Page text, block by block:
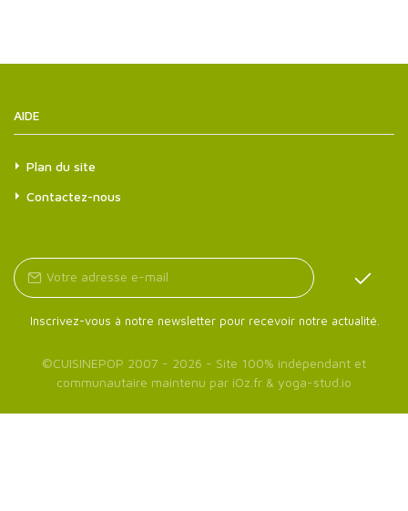
AIDE
Plan du site
Contactez-nous
Inscrivez-vous à notre newsletter pour recevoir notre actualité.
©CUISINEPOP 2007 - 2026 - Site 100% indépendant et
communautaire maintenu par iOz.fr & yoga-stud.io